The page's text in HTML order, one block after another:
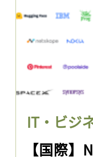
IT・ビジ
【国際